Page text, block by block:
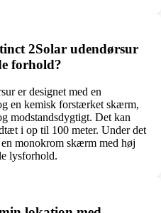
2Solar udendørsur
forhold?
er designet med en
en kemisk forstærket skærm,
modstandsdygtigt. Det kan
i op til 100 meter. Under det
monokrom skærm med høj
lysforhold.